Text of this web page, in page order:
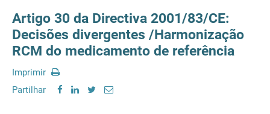
Artigo 30 da Directiva 2001/83/CE:
Decisões divergentes /Harmonização
RCM do medicamento de referência
Imprimir
Partilhar